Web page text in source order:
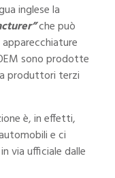
inglese la
che può
sono prodotte
produttori terzi
è, in effetti,
e ci
via ufficiale dalle